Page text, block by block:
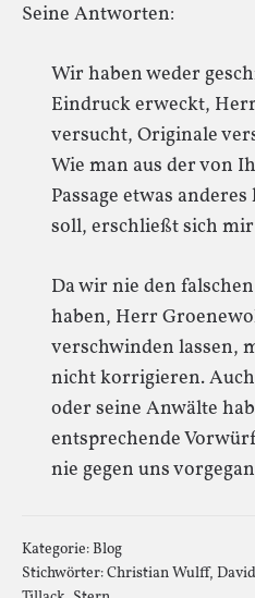
Seine Antworten:
Wir haben weder
Eindruck erweckt,
versucht, Originale
Wie man aus der von
Passage etwas
soll, erschließt sich
Da wir nie den
haben, Herr
verschwinden lassen,
nicht korrigieren.
oder seine Anwälte
entsprechende
nie gegen uns
Kategorie:Blog
Stichwörter:Christian Wulff,